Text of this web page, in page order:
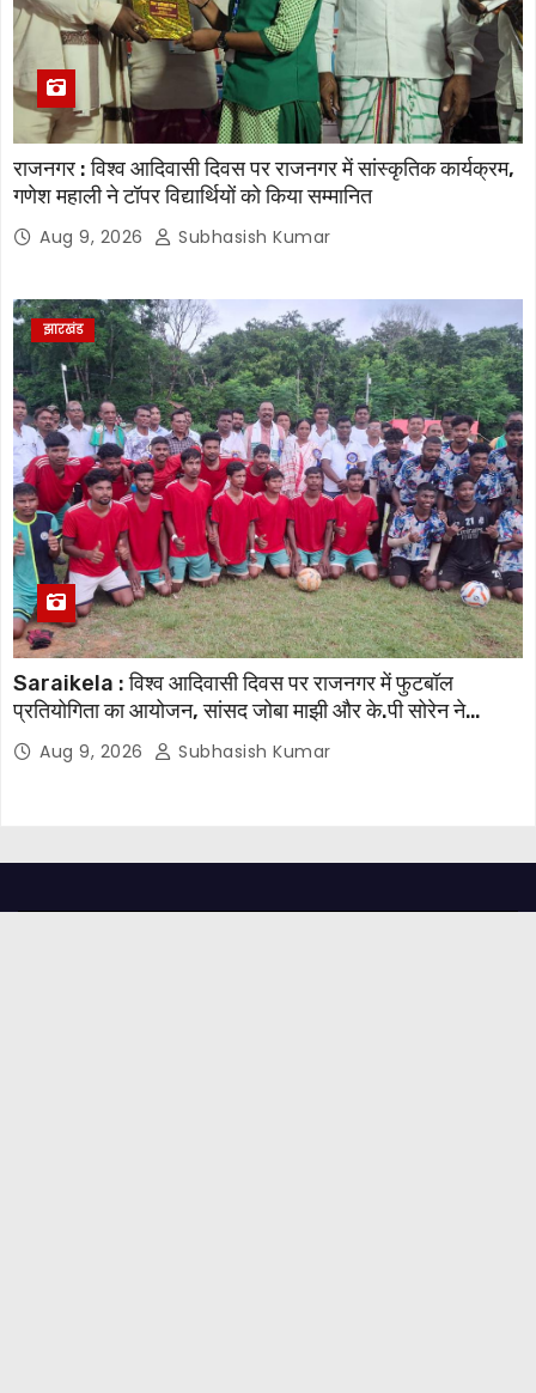
राजनगर : विश्व आदिवासी दिवस पर राजनगर में सांस्कृतिक कार्यक्रम,
गणेश महाली ने टॉपर विद्यार्थियों को किया सम्मानित
Aug 9, 2026 Subhasish Kumar
झारखंड
Saraikela : विश्व आदिवासी दिवस पर राजनगर में फुटबॉल
प्रतियोगिता का आयोजन, सांसद जोबा माझी और के.पी सोरेन ने
खिलाड़ियों का बढ़ाया उत्साह
Aug 9, 2026 Subhasish Kumar